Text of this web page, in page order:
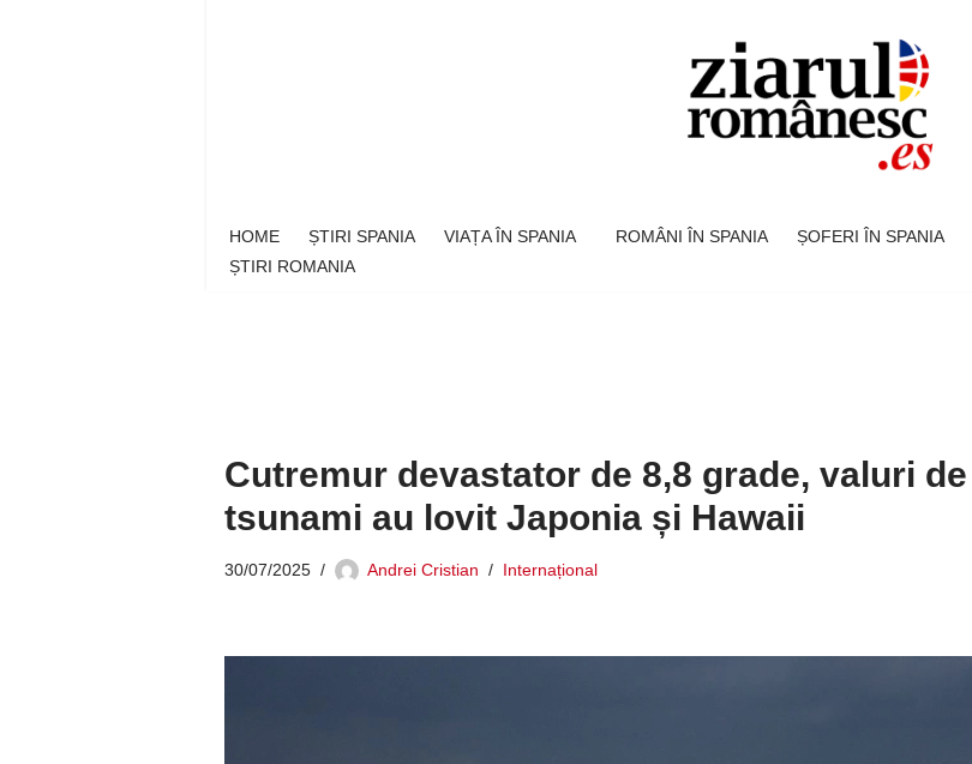
HOME ȘTIRI SPANIA VIAȚA ÎN SPANIA ROMÂNI ÎN SPANIA ȘOFERI ÎN SPANIA
ȘTIRI ROMANIA
Cutremur devastator de 8,8 grade, valuri de
tsunami au lovit Japonia și Hawaii
30/07/2025 Andrei Cristian Internațional